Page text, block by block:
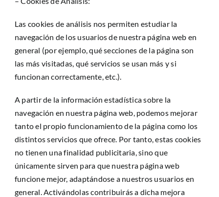
Las cookies de análisis nos permiten estudiar la
navegación de los usuarios de nuestra página web en
general (por ejemplo, qué secciones de la página son
las más visitadas, qué servicios se usan más y si
funcionan correctamente, etc.).
A partir de la información estadística sobre la
navegación en nuestra página web, podemos mejorar
tanto el propio funcionamiento de la página como los
distintos servicios que ofrece. Por tanto, estas cookies
no tienen una finalidad publicitaria, sino que
únicamente sirven para que nuestra página web
funcione mejor, adaptándose a nuestros usuarios en
general. Activándolas contribuirás a dicha mejora